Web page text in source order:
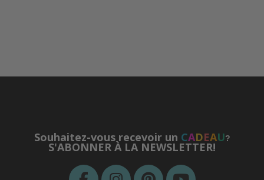
Souhaitez-vous recevoir un CADEAU?
S'ABONNER À LA NEWSLETTER!